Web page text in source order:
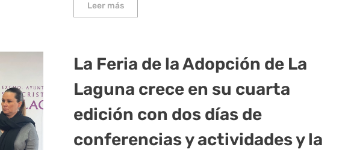
Leer más
La Feria de la Adopción de La
Laguna crece en su cuarta
edición con dos días de
conferencias y actividades y la